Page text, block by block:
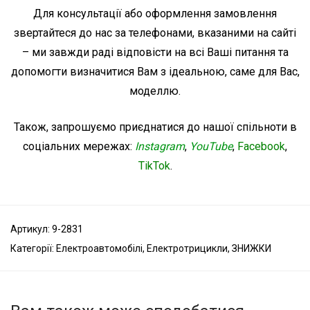
Для консультації або оформлення замовлення
звертайтеся до нас за телефонами, вказаними на сайті
– ми завжди раді відповісти на всі Ваші питання та
допомогти визначитися Вам з ідеальною, саме для Вас,
моделлю.
Також, запрошуємо приєднатися до нашої спільноти в
соціальних мережах: Instagram, YouTube, Facebook,
TikTok.
Артикул: 9-2831
Категорії: Електроавтомобілі, Електротрицикли, ЗНИЖКИ